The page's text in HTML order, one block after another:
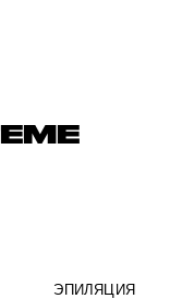
ЭПИЛЯЦИЯ